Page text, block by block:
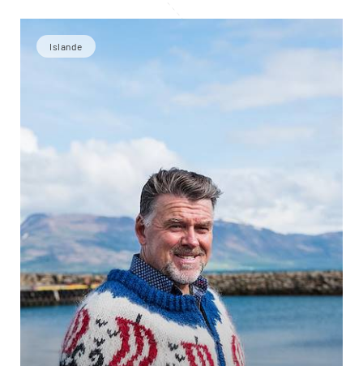
Islande